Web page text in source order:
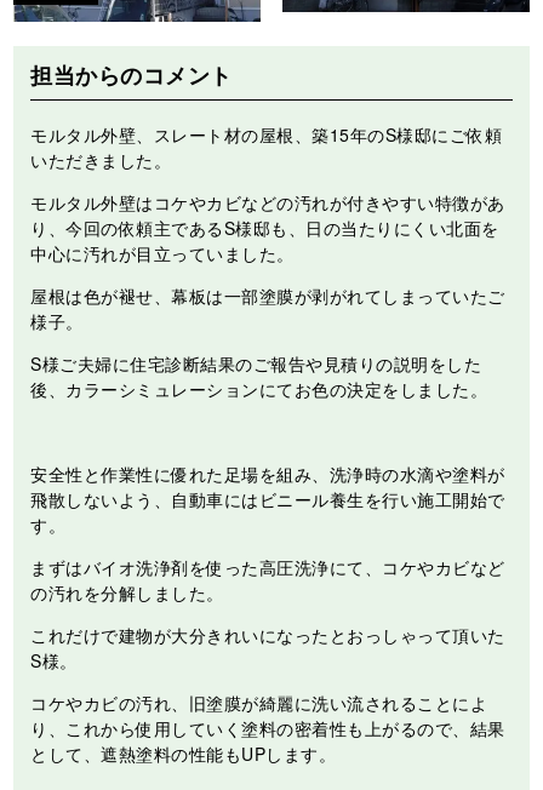
担当からのコメント
モルタル外壁、スレート材の屋根、築15年のS様邸にご依頼
いただきました。
モルタル外壁はコケやカビなどの汚れが付きやすい特徴があ
り、今回の依頼主であるS様邸も、日の当たりにくい北面を
中心に汚れが目立っていました。
屋根は色が褪せ、幕板は一部塗膜が剥がれてしまっていたご
様子。
S様ご夫婦に住宅診断結果のご報告や見積りの説明をした
後、カラーシミュレーションにてお色の決定をしました。
安全性と作業性に優れた足場を組み、洗浄時の水滴や塗料が
飛散しないよう、自動車にはビニール養生を行い施工開始で
す。
まずはバイオ洗浄剤を使った高圧洗浄にて、コケやカビなど
の汚れを分解しました。
これだけで建物が大分きれいになったとおっしゃって頂いた
S様。
コケやカビの汚れ、旧塗膜が綺麗に洗い流されることによ
り、これから使用していく塗料の密着性も上がるので、結果
として、遮熱塗料の性能もUPします。